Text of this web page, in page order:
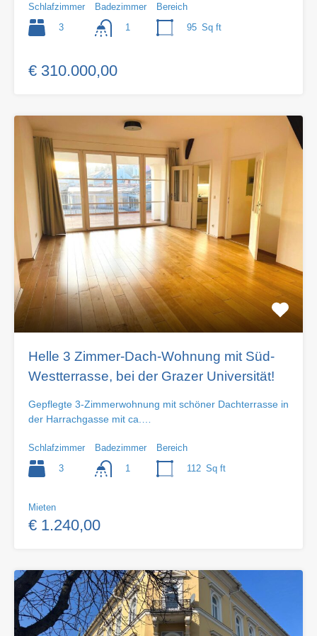
Schlafzimmer
3
Badezimmer
1
Bereich
95 Sq ft
€ 310.000,00
Helle 3 Zimmer-Dach-Wohnung mit Süd-
Westterrasse, bei der Grazer Universität!
Gepflegte 3-Zimmerwohnung mit schöner Dachterrasse in
der Harrachgasse mit ca.…
Schlafzimmer
3
Badezimmer
1
Bereich
112 Sq ft
Mieten
€ 1.240,00